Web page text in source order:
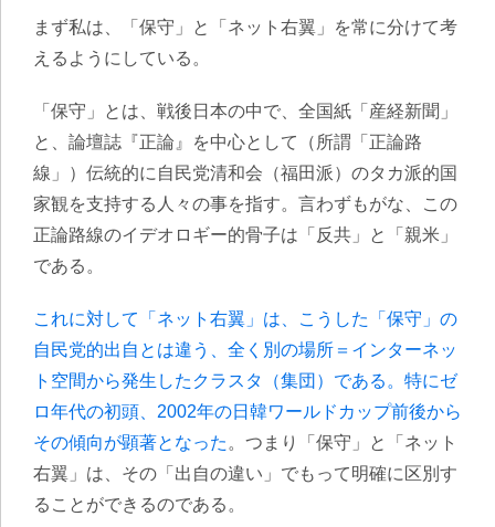
まず私は、「保守」と「ネット右翼」を常に分けて考
えるようにしている。
「保守」とは、戦後日本の中で、全国紙「産経新聞」
と、論壇誌『正論』を中心として（所謂「正論路
線」）伝統的に自民党清和会（福田派）のタカ派的国
家観を支持する人々の事を指す。言わずもがな、この
正論路線のイデオロギー的骨子は「反共」と「親米」
である。
これに対して「ネット右翼」は、こうした「保守」の
自民党的出自とは違う、全く別の場所＝インターネッ
ト空間から発生したクラスタ（集団）である。特にゼ
ロ年代の初頭、2002年の日韓ワールドカップ前後から
その傾向が顕著となった 。 つまり「保守」と「ネット
右翼」は、その「出自の違い」でもって明確に区別す
ることができるのである。